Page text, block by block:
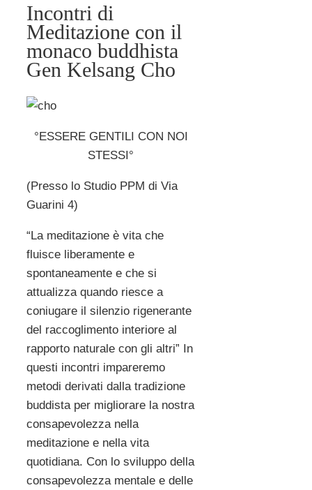
Incontri di
Meditazione con il
monaco buddhista
Gen Kelsang Cho
°ESSERE GENTILI CON NOI
STESSI°
(Presso lo Studio PPM di Via
Guarini 4)
“La meditazione è vita che
fluisce liberamente e
spontaneamente e che si
attualizza quando riesce a
coniugare il silenzio rigenerante
del raccoglimento interiore al
rapporto naturale con gli altri” In
questi incontri impareremo
metodi derivati dalla tradizione
buddista per migliorare la nostra
consapevolezza nella
meditazione e nella vita
quotidiana. Con lo sviluppo della
consapevolezza mentale e delle